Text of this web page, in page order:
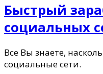
Быстрый
социальных
Все Вы знаете,
социальные сети.